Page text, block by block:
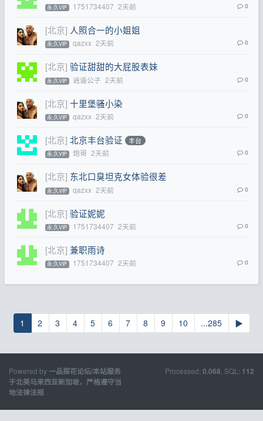
永.久VIP 1751734407 2天前 0
[北京] 人照合一的小姐姐
永.久VIP qazxx 2天前 0
[北京] 验证甜甜的大屁股表妹
永.久VIP 逍遥公子 2天前 0
[北京] 十里堡骚小染
永.久VIP qazxx 2天前 0
[北京] 北京丰台验证 丰台
永.久VIP 炮哥 2天前 0
[北京] 东北口臭坦克女体验很差
永.久VIP qazxx 2天前 0
[北京] 验证妮妮
永.久VIP 1751734407 2天前 0
[北京] 兼职雨诗
永.久VIP 1751734407 2天前 0
1 2 3 4 5 6 7 8 9 10 ...285 ▶
Powered by一品探花论坛/本站服务
于北美马来西亚新加坡，严格遵守当
地法律法规
Processed: 0.068 , SQL: 112